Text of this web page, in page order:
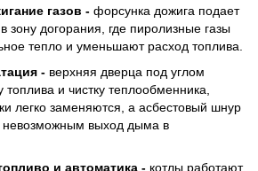
газов - форсунка дожига подает
зону догорания, где пиролизные газы
тепло и уменьшают расход топлива.
- верхняя дверца под углом
топлива и чистку теплообменника,
легко заменяются, а асбестовый шнур
невозможным выход дыма в
и автоматика - котлы работают